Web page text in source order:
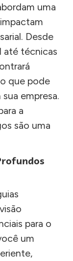
uma
Desde
até técnicas
que pode
empresa.
a
são uma
para o
um